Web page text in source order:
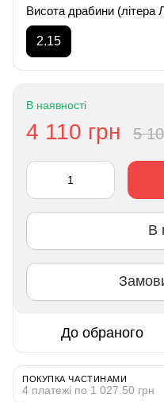
Висота драбини (літера
2.15
В наявності
4 110 грн 5
В
До обраного
ПОКУПКА ЧАСТИНАМИ
4 платежі по 1 027.50 грн